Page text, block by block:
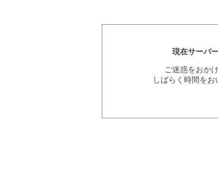
現在サーバ
ご迷惑をおか
しばらく時間を